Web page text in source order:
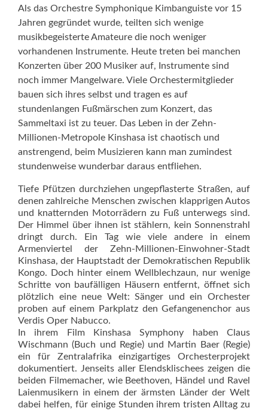
Als das Orchestre Symphonique Kimbanguiste vor 15
Jahren gegründet wurde, teilten sich wenige
musikbegeisterte Amateure die noch weniger
vorhandenen Instrumente. Heute treten bei manchen
Konzerten über 200 Musiker auf, Instrumente sind
noch immer Mangelware. Viele Orchestermitglieder
bauen sich ihres selbst und tragen es auf
stundenlangen Fußmärschen zum Konzert, das
Sammeltaxi ist zu teuer. Das Leben in der Zehn-
Millionen-Metropole Kinshasa ist chaotisch und
anstrengend, beim Musizieren kann man zumindest
stundenweise wunderbar daraus entfliehen.
Tiefe Pfützen durchziehen ungepflasterte Straßen, auf
denen zahlreiche Menschen zwischen klapprigen Autos
und knatternden Motorrädern zu Fuß unterwegs sind.
Der Himmel über ihnen ist stählern, kein Sonnenstrahl
dringt durch. Ein Tag wie viele andere in einem
Armenviertel der Zehn-Millionen-Einwohner-Stadt
Kinshasa, der Hauptstadt der Demokratischen Republik
Kongo. Doch hinter einem Wellblechzaun, nur wenige
Schritte von baufälligen Häusern entfernt, öffnet sich
plötzlich eine neue Welt: Sänger und ein Orchester
proben auf einem Parkplatz den Gefangenenchor aus
Verdis Oper Nabucco.
In ihrem Film Kinshasa Symphony haben Claus
Wischmann (Buch und Regie) und Martin Baer (Regie)
ein für Zentralafrika einzigartiges Orchesterprojekt
dokumentiert. Jenseits aller Elendsklischees zeigen die
beiden Filmemacher, wie Beethoven, Händel und Ravel
Laienmusikern in einem der ärmsten Länder der Welt
dabei helfen, für einige Stunden ihrem tristen Alltag zu